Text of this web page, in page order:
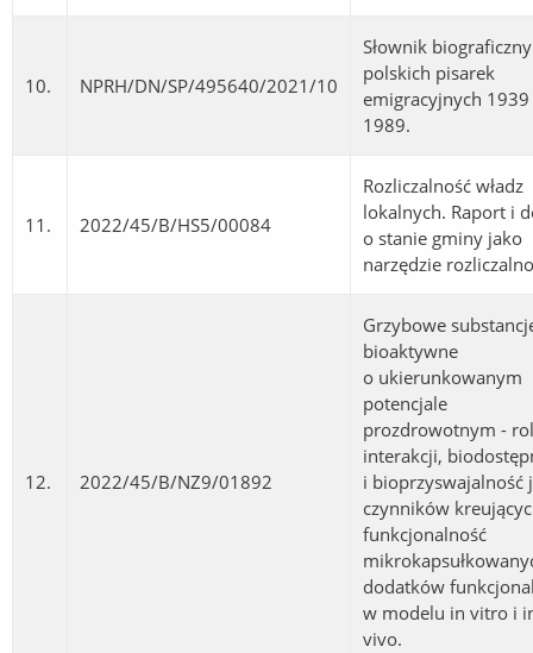
10. NPRH/DN/SP/495640/2021/10
Słownik biograficzny
polskich pisarek
emigracyjnych 1939
1989.
11. 2022/45/B/HS5/00084
Rozliczalność władz
lokalnych. Raport i
o stanie gminy jako
narzędzie
12. 2022/45/B/NZ9/01892
Grzybowe
bioaktywne
o ukierunkowanym
potencjale
prozdrowotnym -
interakcji,
i bioprzyswajalność
czynników
funkcjonalność
dodatków
w modelu in vitro i
vivo.